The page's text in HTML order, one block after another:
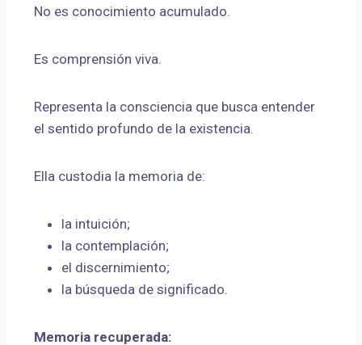
No es conocimiento acumulado.
Es comprensión viva.
Representa la consciencia que busca entender
el sentido profundo de la existencia.
Ella custodia la memoria de:
la intuición;
la contemplación;
el discernimiento;
la búsqueda de significado.
Memoria recuperada: